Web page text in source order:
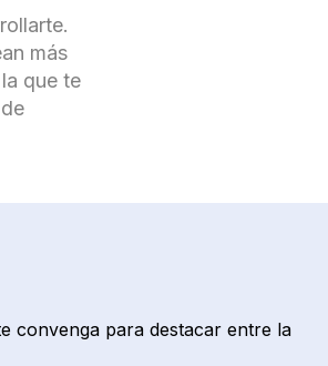
más
que te
convenga para destacar entre la